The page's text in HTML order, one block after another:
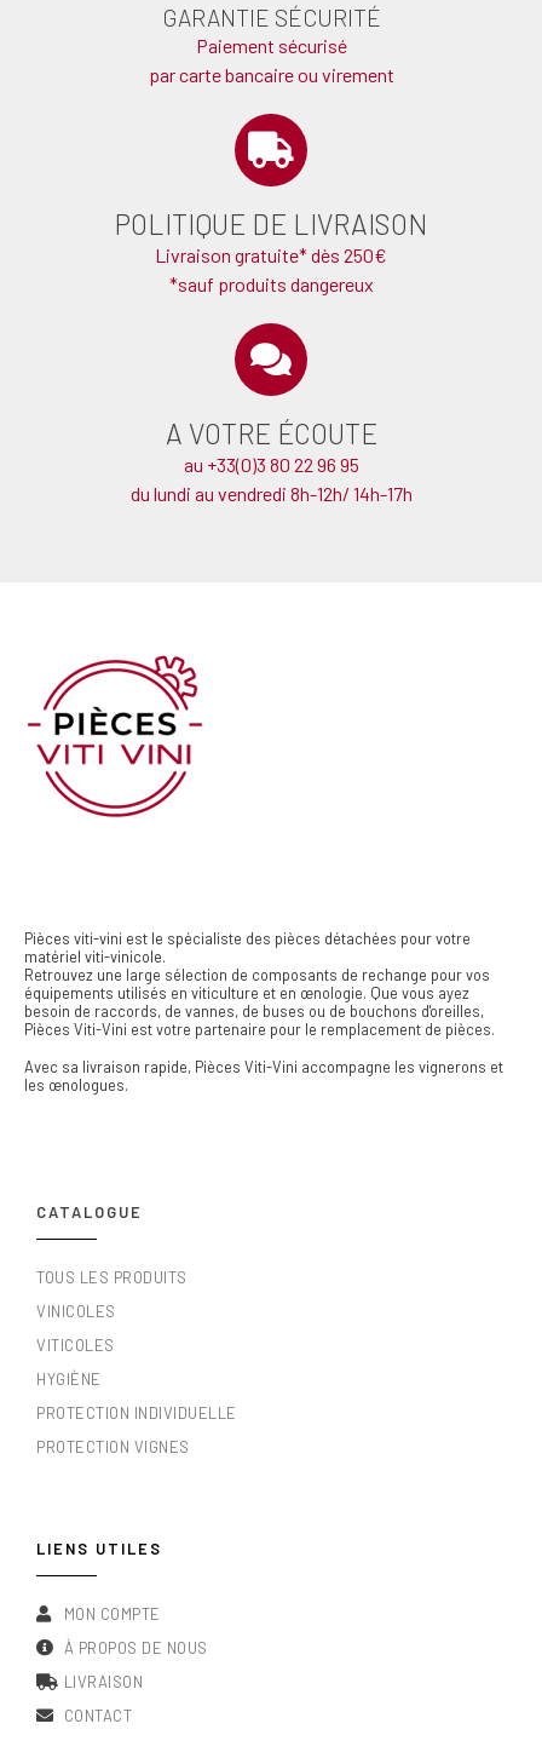
GARANTIE SÉCURITÉ
Paiement sécurisé
par carte bancaire ou virement
POLITIQUE DE LIVRAISON
Livraison gratuite* dès 250€
*sauf produits dangereux
A VOTRE ÉCOUTE
au +33(0)3 80 22 96 95
du lundi au vendredi 8h-12h/ 14h-17h
Pièces viti-vini est le spécialiste des pièces détachées pour votre
matériel viti-vinicole.
Retrouvez une large sélection de composants de rechange pour vos
équipements utilisés en viticulture et en œnologie. Que vous ayez
besoin de raccords, de vannes, de buses ou de bouchons d'oreilles,
Pièces Viti-Vini est votre partenaire pour le remplacement de pièces.
Avec sa livraison rapide, Pièces Viti-Vini accompagne les vignerons et
les œnologues.
CATALOGUE
TOUS LES PRODUITS
VINICOLES
VITICOLES
HYGIÈNE
PROTECTION INDIVIDUELLE
PROTECTION VIGNES
LIENS UTILES
MON COMPTE
À PROPOS DE NOUS
LIVRAISON
CONTACT